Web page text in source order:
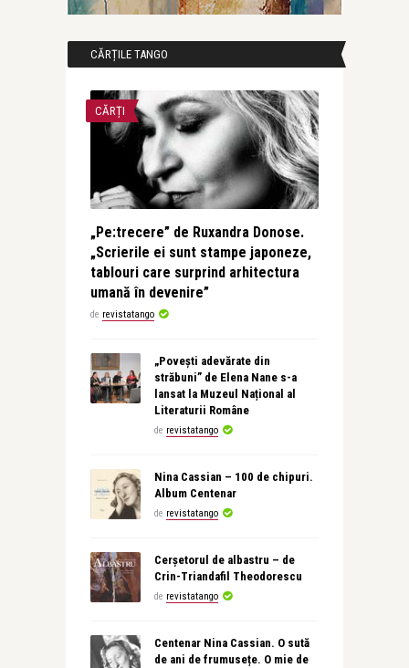
CĂRȚILE TANGO
CĂRȚI
„Pe:trecere” de Ruxandra Donose.
„Scrierile ei sunt stampe japoneze,
tablouri care surprind arhitectura
umană în devenire”
de revistatango
„Povești adevărate din
străbuni” de Elena Nane s-a
lansat la Muzeul Național al
Literaturii Române
de revistatango
Nina Cassian – 100 de chipuri.
Album Centenar
de revistatango
Cerșetorul de albastru – de
Crin-Triandafil Theodorescu
de revistatango
Centenar Nina Cassian. O sută
de ani de frumusețe. O mie de